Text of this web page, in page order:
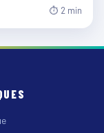
⏱ 2 min